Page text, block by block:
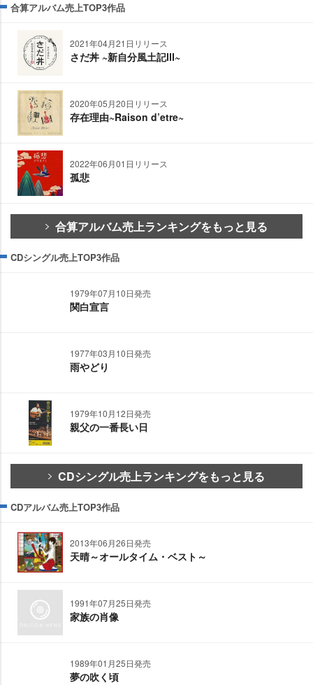
合算アルバム売上TOP3作品
2021年04月21日リリース
さだ丼 ~新自分風土記Ⅲ~
2020年05月20日リリース
存在理由~Raison d’etre~
2022年06月01日リリース
孤悲
合算アルバム売上ランキングをもっと見る
CDシングル売上TOP3作品
1979年07月10日発売
関白宣言
1977年03月10日発売
雨やどり
1979年10月12日発売
親父の一番長い日
CDシングル売上ランキングをもっと見る
CDアルバム売上TOP3作品
2013年06月26日発売
天晴～オールタイム・ベスト～
1991年07月25日発売
家族の肖像
1989年01月25日発売
夢の吹く頃